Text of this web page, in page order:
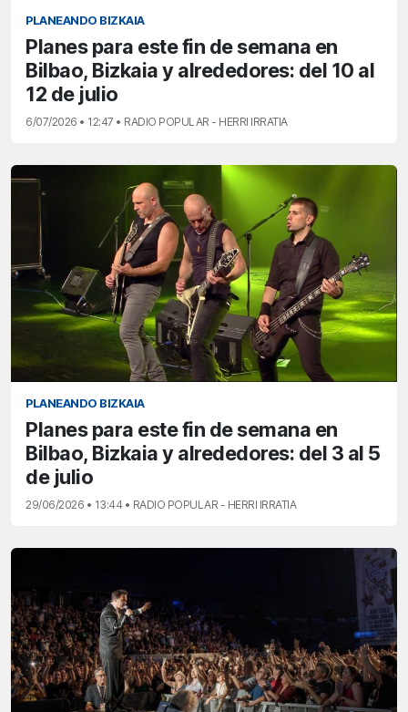
PLANEANDO BIZKAIA
Planes para este fin de semana en
Bilbao, Bizkaia y alrededores: del 10 al
12 de julio
6/07/2026 • 12:47 • RADIO POPULAR - HERRI IRRATIA
PLANEANDO BIZKAIA
Planes para este fin de semana en
Bilbao, Bizkaia y alrededores: del 3 al 5
de julio
29/06/2026 • 13:44 • RADIO POPULAR - HERRI IRRATIA